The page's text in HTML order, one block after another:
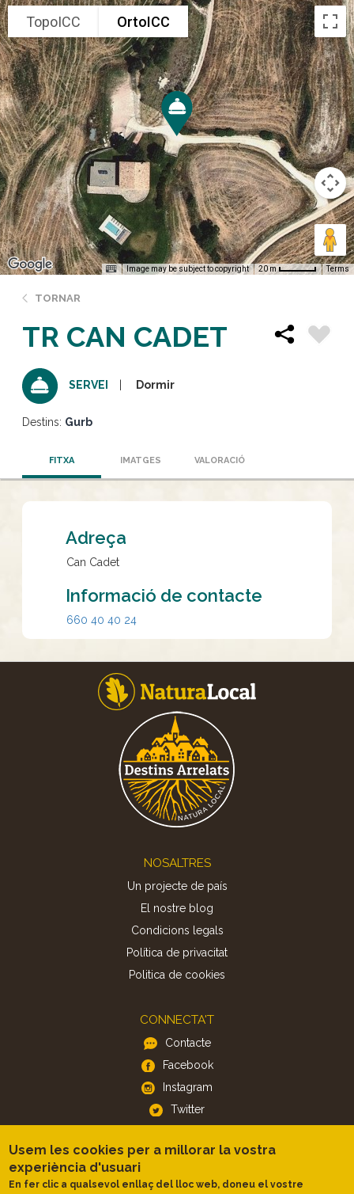
TopoICC OrtoICC
Image may be subject to copyright 20 m Terms
TORNAR
TR CAN CADET
SERVEI Dormir
Destins: Gurb
FITXA IMATGES VALORACIÓ
Adreça
Can Cadet
Informació de contacte
660 40 40 24
NOSALTRES
Un projecte de país
El nostre blog
Condicions legals
Política de privacitat
Politica de cookies
CONNECTA'T
Contacte
Facebook
Instagram
Twitter
APP
iOS
Usem les cookies per a millorar la vostra
experiència d'usuari
En fer clic a qualsevol enllaç del lloc web, doneu el vostre